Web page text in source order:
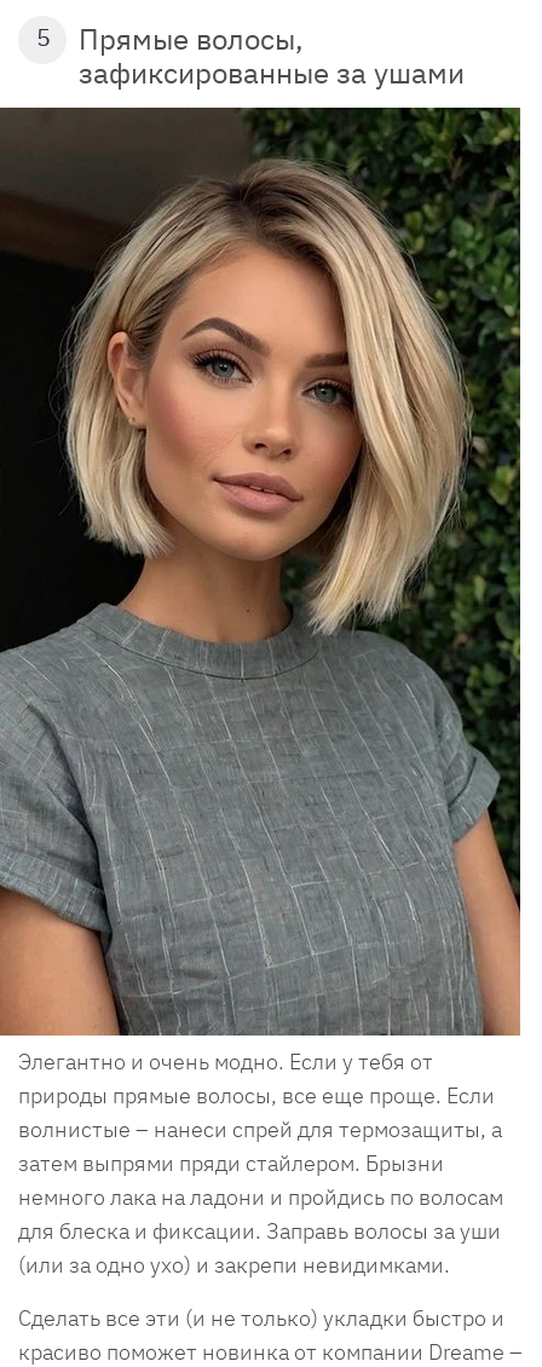
5
Прямые волосы,
зафиксированные за ушами
Элегантно и очень модно. Если у тебя от
природы прямые волосы, все еще проще. Если
волнистые – нанеси спрей для термозащиты, а
затем выпрями пряди стайлером. Брызни
немного лака на ладони и пройдись по волосам
для блеска и фиксации. Заправь волосы за уши
(или за одно ухо) и закрепи невидимками.
Сделать все эти (и не только) укладки быстро и
красиво поможет новинка от компании Dreame –